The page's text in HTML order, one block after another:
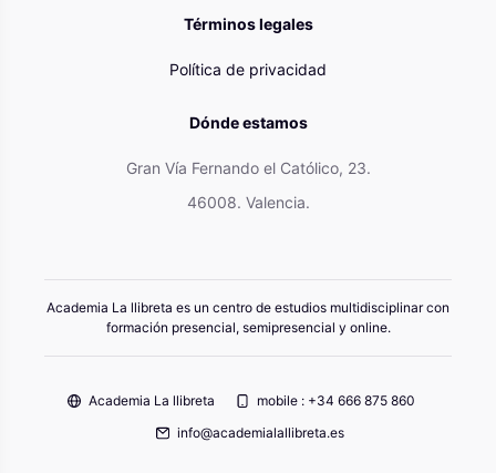
Términos legales
Política de privacidad
Dónde estamos
Gran Vía Fernando el Católico, 23.
46008. Valencia.
Academia La llibreta es un centro de estudios multidisciplinar con
formación presencial, semipresencial y online.
Academia La llibreta
mobile : +34 666 875 860
info@academialallibreta.es